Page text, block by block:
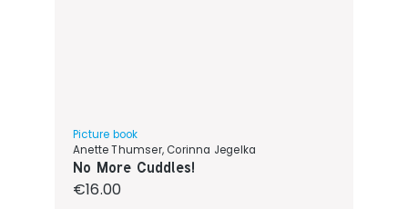
Picture book
Anette Thumser, Corinna Jegelka
No More Cuddles!
Regular price:
€16.00